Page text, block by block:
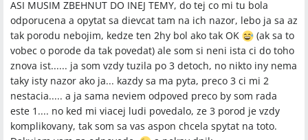
ASI MUSIM ZBEHNUT DO INEJ TEMY, do tej co mi tu bola
odporucena a opytat sa dievcat tam na ich nazor, lebo ja sa az
tak porodu nebojim, kedze ten 2hy bol ako tak OK
(ak sa to
vobec o porode da tak povedat) ale som si neni ista ci do toho
znova ist...... ja som vzdy tuzila po 3 detoch, no nikto iny nema
taky isty nazor ako ja... kazdy sa ma pyta, preco 3 ci mi 2
nestacia..... a ja sama neviem odpoved preco by som rada
este 1.... no ked mi viacej ludi povedalo, ze 3 porod je vzdy
komplikovany, tak som sa vas aspon chcela spytat na toto.